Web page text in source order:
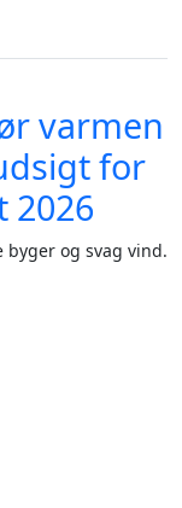
torden og blæst -
varmen
for
2026
og svag vind.
vender tilbage.